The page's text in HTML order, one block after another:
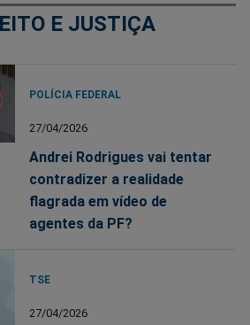
E JUSTIÇA
POLÍCIA FEDERAL
27/04/2026
Andrei Rodrigues vai tentar
contradizer a realidade
flagrada em vídeo de
agentes da PF?
TSE
27/04/2026